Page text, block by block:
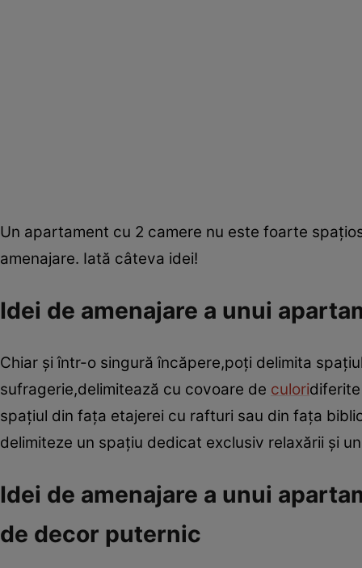
Un apartament cu 2 camere nu este foarte
amenajare. Iată câteva idei!
Idei de amenajare a unui
Chiar şi într-o singură încăpere,poţi delimita
sufragerie,delimitează cu covoare de culori
spaţiul din faţa etajerei cu rafturi sau din faţa
delimiteze un spaţiu dedicat exclusiv relaxării şi
Idei de amenajare a unui
de decor puternic